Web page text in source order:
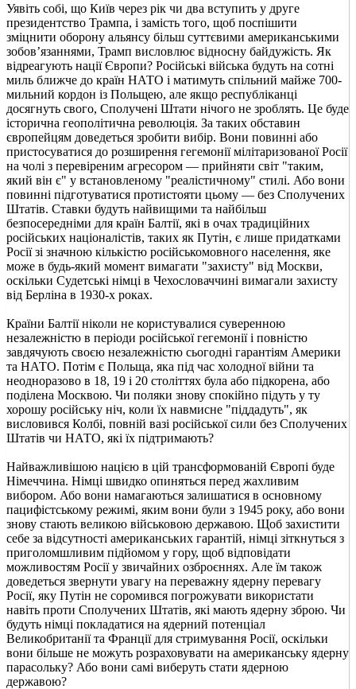
Уявіть собі, що Київ через рік чи два вступить у друге
президентство Трампа, і замість того, щоб поспішити
зміцнити оборону альянсу більш суттєвими американськими
зобов’язаннями, Трамп висловлює відносну байдужість. Як
відреагують нації Європи? Російські війська будуть на сотні
миль ближче до країн НАТО і матимуть спільний майже 700-
мильний кордон із Польщею, але якщо республіканці
досягнуть свого, Сполучені Штати нічого не зроблять. Це буде
історична геополітична революція. За таких обставин
європейцям доведеться зробити вибір. Вони повинні або
пристосуватися до розширення гегемонії мілітаризованої Росії
на чолі з перевіреним агресором — прийняти світ "таким,
який він є" у встановленому "реалістичному" стилі. Або вони
повинні підготуватися протистояти цьому — без Сполучених
Штатів. Ставки будуть найвищими та найбільш
безпосередніми для країн Балтії, які в очах традиційних
російських націоналістів, таких як Путін, є лише придатками
Росії зі значною кількістю російськомовного населення, яке
може в будь-який момент вимагати "захисту" від Москви,
оскільки Судетські німці в Чехословаччині вимагали захисту
від Берліна в 1930-х роках.
Країни Балтії ніколи не користувалися суверенною
незалежністю в періоди російської гегемонії і повністю
завдячують своєю незалежністю сьогодні гарантіям Америки
та НАТО. Потім є Польща, яка під час холодної війни та
неодноразово в 18, 19 і 20 століттях була або підкорена, або
поділена Москвою. Чи поляки знову спокійно підуть у ту
хорошу російську ніч, коли їх навмисне "піддадуть", як
висловився Колбі, повній вазі російської сили без Сполучених
Штатів чи НАТО, які їх підтримають?
Найважливішою нацією в цій трансформованій Європі буде
Німеччина. Німці швидко опиняться перед жахливим
вибором. Або вони намагаються залишатися в основному
пацифістському режимі, яким вони були з 1945 року, або вони
знову стають великою військовою державою. Щоб захистити
себе за відсутності американських гарантій, німці зіткнуться з
приголомшливим підйомом у гору, щоб відповідати
можливостям Росії у звичайних озброєннях. Але їм також
доведеться звернути увагу на переважну ядерну перевагу
Росії, яку Путін не соромився погрожувати використати
навіть проти Сполучених Штатів, які мають ядерну зброю. Чи
будуть німці покладатися на ядерний потенціал
Великобританії та Франції для стримування Росії, оскільки
вони більше не можуть розраховувати на американську ядерну
парасольку? Або вони самі виберуть стати ядерною
державою?